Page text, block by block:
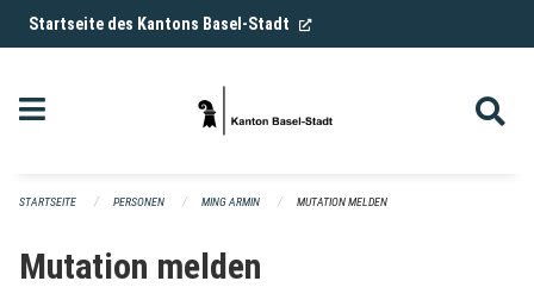
Navigation überspringen
Startseite des Kantons Basel-Stadt (External Link)
STARTSEITE PERSONEN MING ARMIN MUTATION MELDEN
Mutation melden